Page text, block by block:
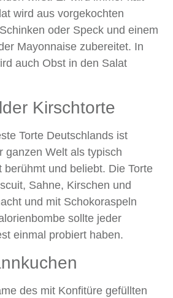
wird aus vorgekochten
oder Speck und einem
Mayonnaise zubereitet. In
auch Obst in den Salat
Kirschtorte
Torte Deutschlands ist
ganzen Welt als typisch
berühmt und beliebt. Die Torte
Sahne, Kirschen und
und mit Schokoraspeln
sollte jeder
einmal probiert haben.
des mit Konfitüre gefüllten